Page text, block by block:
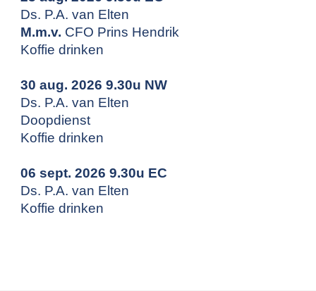
Ds. P.A. van Elten
M.m.v. CFO Prins Hendrik
Koffie drinken
30 aug. 2026 9.30u NW
Ds. P.A. van Elten
Doopdienst
Koffie drinken
06 sept. 2026 9.30u EC
Ds. P.A. van Elten
Koffie drinken